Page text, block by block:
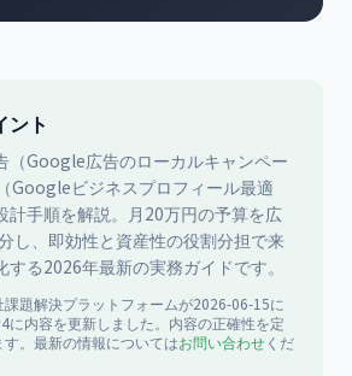
ント
（Google広告のローカルキャンペー
Googleビジネスプロフィール最適
計手順を解説。月20万円の予算を広
し、即効性と資産性の役割分担で来
する2026年最新の実務ガイドです。
課題解決プラットフォームが2026-06-15に
に内容を更新しました。内容の正確性を定
。最新の情報についてはお問い合わせくだ